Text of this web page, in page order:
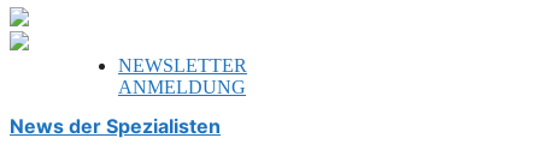
NEWSLETTER
ANMELDUNG
News der Spezialisten